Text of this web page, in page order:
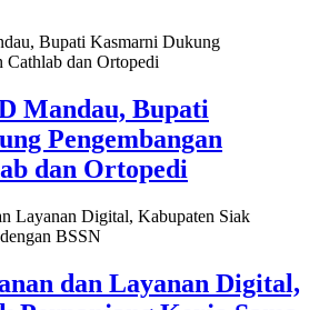
Mandau, Bupati
Pengembangan
dan Ortopedi
dan Layanan Digital,